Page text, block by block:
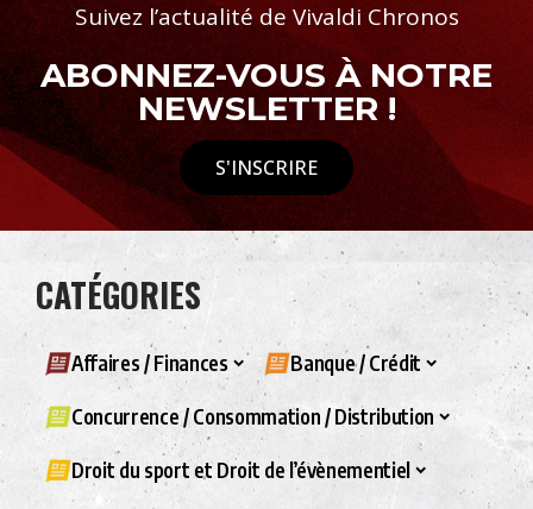
Suivez l’actualité de Vivaldi Chronos
ABONNEZ-VOUS À NOTRE
NEWSLETTER !
S'INSCRIRE
CATÉGORIES
Affaires / Finances Banque / Crédit
Concurrence / Consommation / Distribution
Droit du sport et Droit de l’évènementiel